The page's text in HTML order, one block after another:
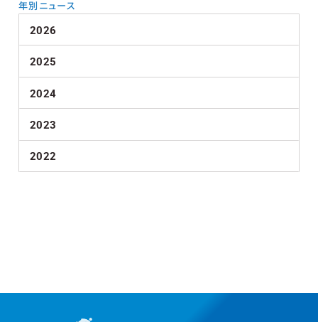
年別ニュース
2026
2025
2024
2023
2022